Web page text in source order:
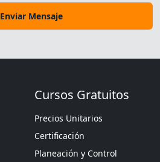
Enviar Mensaje
Cursos Gratuitos
Precios Unitarios
Certificación
Planeación y Control